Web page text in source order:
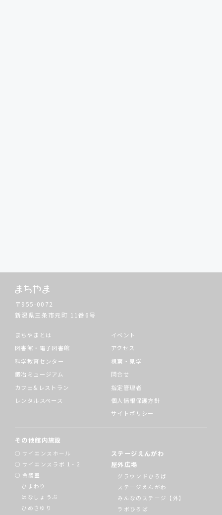
〒955-0072
新潟県三条市元町 11番6号
まちやまとは
図書館・電子図書館
科学教育センター
鍛冶ミュージアム
カフェ&レストラン
レンタルスペース
イベント
アクセス
視察・見学
問合せ
指定管理者
個人情報保護方針
サイトポリシー
その他館内施設
サイエンスホール
サイエンスラボ 1・2
会議室
ひまわり
はなしょうぶ
ひめさゆり
ステージえんがわ
屋外広場
グラウンドひろば
ステージえんがわ
みんなのステージ【外】
ラボひろば